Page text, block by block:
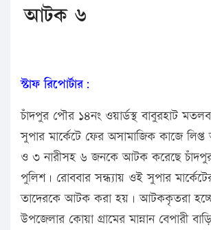
আটক ৬
স্টাফ রিপোর্টার:
চাঁদপুর পৌর ১৪নং ওয়ার্ডস্থ বাবুরহাট
সুপার মার্কেটে ফের অসামাজিক কাজে
ও ৩ নারীসহ ৬ জনকে আটক করেছে
পুলিশ। রোববার সন্ধ্যায় ওই সুপার
তাদেরকে আটক করা হয়। আটককৃতরা
উপজেলার কোয়া গ্রামের মান্নান বেপারী